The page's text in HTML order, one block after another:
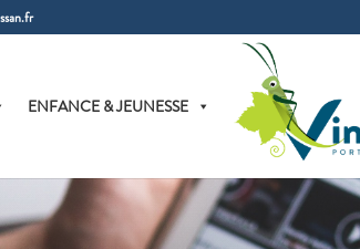
ENFANCE & JEUNESSE